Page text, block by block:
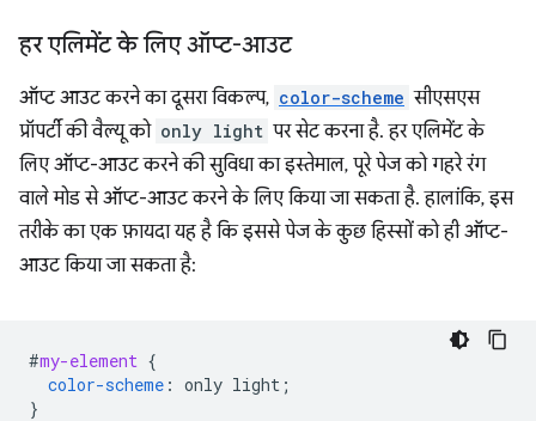
हर एलिमेंट के लिए ऑप्ट-आउट
ऑप्ट आउट करने का दूसरा विकल्प, color-scheme सीएसएस
प्रॉपर्टी की वैल्यू को only light पर सेट करना है. हर एलिमेंट के
लिए ऑप्ट-आउट करने की सुविधा का इस्तेमाल, पूरे पेज को गहरे रंग
वाले मोड से ऑप्ट-आउट करने के लिए किया जा सकता है. हालांकि, इस
तरीके का एक फ़ायदा यह है कि इससे पेज के कुछ हिस्सों को ही ऑप्ट-
आउट किया जा सकता है:
#my-element {
color-scheme : only light ;
}